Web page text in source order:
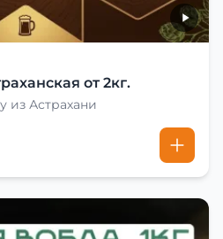
от 2кг.
из Астрахани